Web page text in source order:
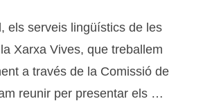
els serveis lingüístics de les
Xarxa Vives, que treballem
a través de la Comissió de
reunir per presentar els …